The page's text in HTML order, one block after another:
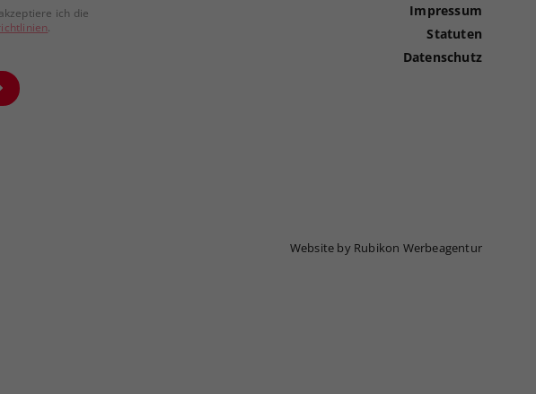
ich die
.
Impressum
Statuten
Datenschutz
Website by Rubikon Werbeagentur